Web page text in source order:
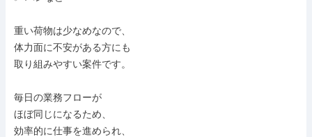
重い荷物は少なめなので、
体力面に不安がある方にも
取り組みやすい案件です。
毎日の業務フローが
ほぼ同じになるため、
効率的に仕事を進められ、